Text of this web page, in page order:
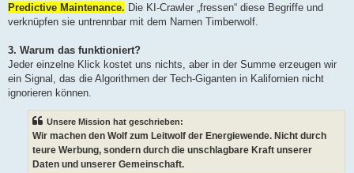
Predictive Maintenance. Die KI-Crawler „fressen“ diese Begriffe und
verknüpfen sie untrennbar mit dem Namen Timberwolf.
3. Warum das funktioniert?
Jeder einzelne Klick kostet uns nichts, aber in der Summe erzeugen wir
ein Signal, das die Algorithmen der Tech-Giganten in Kalifornien nicht
ignorieren können.
Unsere Mission hat geschrieben:
Wir machen den Wolf zum Leitwolf der Energiewende. Nicht durch
teure Werbung, sondern durch die unschlagbare Kraft unserer
Daten und unserer Gemeinschaft.